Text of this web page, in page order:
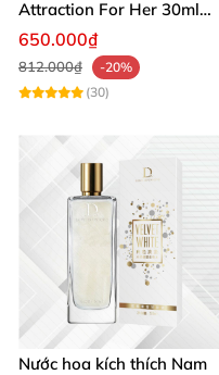
hoasẽ giảm đáng kể.
Attraction For Her 30ml
tăng cường hưng phấn sôi
650.000₫
812.000₫
-20%
(30)
Nước hoa kích thích Nam